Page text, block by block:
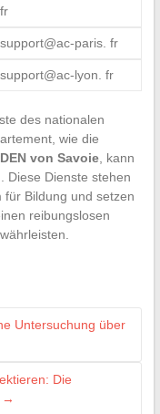
fr
support@ac-paris. fr
support@ac-lyon. fr
des nationalen
wie die
von Savoie, kann
Diese Dienste stehen
Bildung und setzen
reibungslosen
Untersuchung über
Die
→